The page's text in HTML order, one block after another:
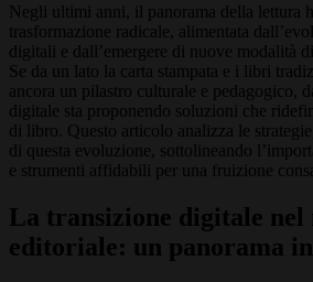
Negli ultimi anni, il panorama della lettura
trasformazione radicale, alimentata
digitali e dall’emergere di nuove modalità
Se da un lato la carta stampata e i libri
ancora un pilastro culturale e pedagogico,
digitale sta proponendo soluzioni che
di libro. Questo articolo analizza le
di questa evoluzione, sottolineando
e strumenti affidabili per una fruizione
La transizione digitale nel
editoriale: un panorama